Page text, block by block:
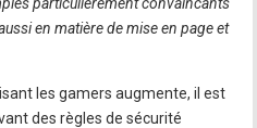
en matière de mise en page et
les gamers augmente, il est
des règles de sécurité